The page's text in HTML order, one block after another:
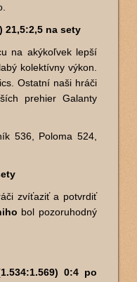
21,5:2,5 na sety
na akýkoľvek lepší
kolektívny výkon.
Ostatní naši hráči
prehier Galanty
536, Poloma 524,
zvíťaziť a potvrdiť
bol pozoruhodný
0:4 po